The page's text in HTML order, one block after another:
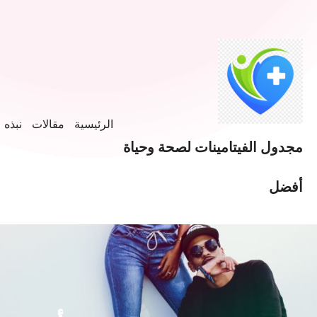
المحتوى
مجدول الفيتامينات لصحة وحياة
أفضل
الرئيسية مقالات نبذه